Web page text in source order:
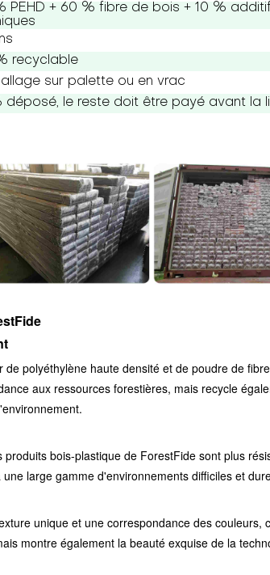
PEHD + 60 % fibre de bois + 10 %
recyclable
sur palette ou en vrac
déposé, le reste doit être payé avant la
polyéthylène haute densité et de poudre de
aux ressources forestières, mais recycle
bois-plastique de ForestFide sont plus
large gamme d'environnements difficiles et
unique et une correspondance des couleurs,
montre également la beauté exquise de la